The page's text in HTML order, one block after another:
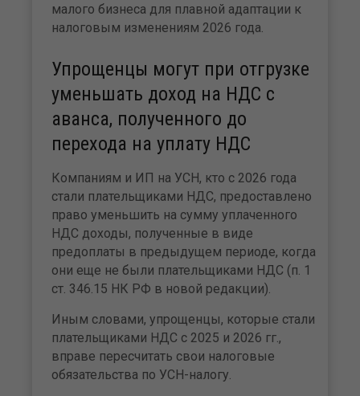
малого бизнеса для плавной адаптации к
налоговым изменениям 2026 года.
Упрощенцы могут при отгрузке
уменьшать доход на НДС с
аванса, полученного до
перехода на уплату НДС
Компаниям и ИП на УСН, кто с 2026 года
стали плательщиками НДС, предоставлено
право уменьшить на сумму уплаченного
НДС доходы, полученные в виде
предоплаты в предыдущем периоде, когда
они еще не были плательщиками НДС (п. 1
ст. 346.15 НК РФ в новой редакции).
Иным словами, упрощенцы, которые стали
плательщиками НДС с 2025 и 2026 гг.,
вправе пересчитать свои налоговые
обязательства по УСН-налогу.